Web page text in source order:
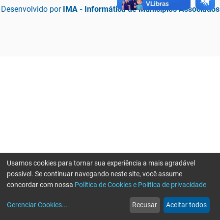
Desenvolvido por IMA - Informática de Municípios Associados
web
Notícias
more_horiz
Mais
Usamos cookies para tornar sua experiência a mais agradável
possível. Se continuar navegando neste site, você assume
concordar com nossa Política de Cookies e Política de privacidade
Gerenciar Cookies... Recusar Aceitar todos
Erro ao enviar informações, por favor tente novamente